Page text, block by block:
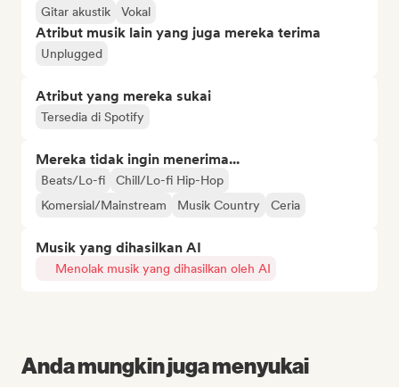
Gitar akustik Vokal
Atribut musik lain yang juga mereka terima
Unplugged
Atribut yang mereka sukai
Tersedia di Spotify
Mereka tidak ingin menerima...
Beats/Lo-fi
Chill/Lo-fi Hip-Hop
Komersial/Mainstream
Musik Country Ceria
Musik yang dihasilkan AI
Menolak musik yang dihasilkan oleh AI
Anda mungkin juga menyukai